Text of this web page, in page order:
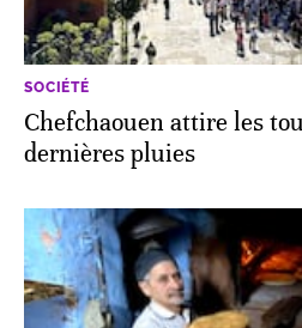
SOCIÉTÉ
Chefchaouen attire les
dernières pluies